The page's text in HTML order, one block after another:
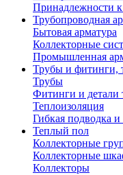
Принадлежности к
Трубопроводная
Бытовая арматура
Коллекторные
Промышленная
Трубы и фитинги,
Трубы
Фитинги и детали
Теплоизоляция
Гибкая подводка
Теплый пол
Коллекторные
Коллекторные
Коллекторы